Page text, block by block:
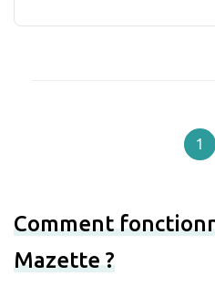
1
Comment
Mazette ?